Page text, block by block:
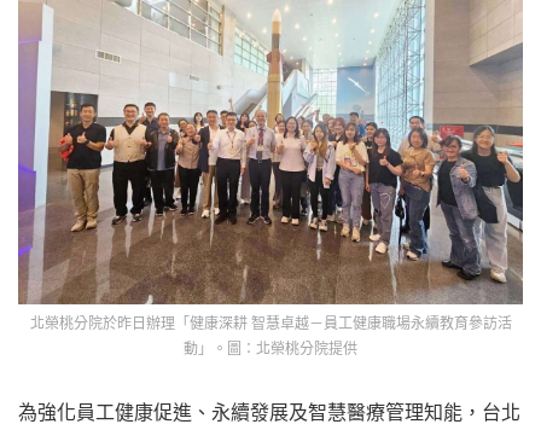
北榮桃分院於昨日辦理「健康深耕 智慧卓越－員工健康職場永續教育參訪活
動」。圖：北榮桃分院提供
為強化員工健康促進、永續發展及智慧醫療管理知能，台北